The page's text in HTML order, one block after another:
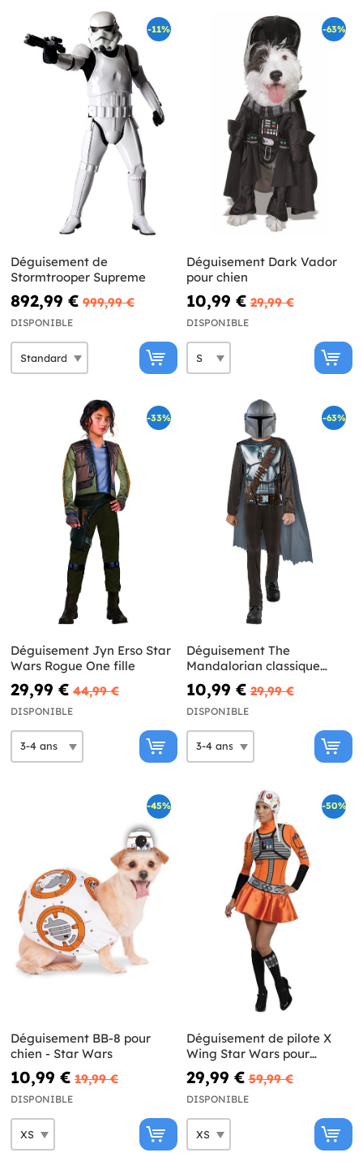
-11%
Déguisement de
Stormtrooper Supreme
892,99 € 999,99 €
DISPONIBLE
-63%
Déguisement Dark Vador
pour chien
10,99 € 29,99 €
DISPONIBLE
-33%
Déguisement Jyn Erso Star
Wars Rogue One fille
29,99 € 44,99 €
DISPONIBLE
-63%
Déguisement The
Mandalorian classique
garçon - Star Wars
10,99 € 29,99 €
DISPONIBLE
-45%
Déguisement BB-8 pour
chien - Star Wars
10,99 € 19,99 €
DISPONIBLE
-50%
Déguisement de pilote X
Wing Star Wars pour
femme
29,99 € 59,99 €
DISPONIBLE